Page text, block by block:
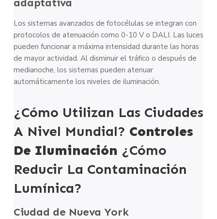
Los sistemas avanzados de fotocélulas se integran con
protocolos de atenuación como 0-10 V o DALI. Las luces
pueden funcionar a máxima intensidad durante las horas
de mayor actividad. Al disminuir el tráfico o después de
medianoche, los sistemas pueden atenuar
automáticamente los niveles de iluminación.
¿Cómo Utilizan Las Ciudades
A Nivel Mundial? Controles
De Iluminación ¿Cómo
Reducir La Contaminación
Lumínica?
Ciudad de Nueva York